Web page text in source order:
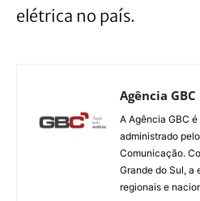
elétrica no país.
Agência GBC
A Agência GBC
administrado
Comunicação.
Grande do Sul, a
regionais e